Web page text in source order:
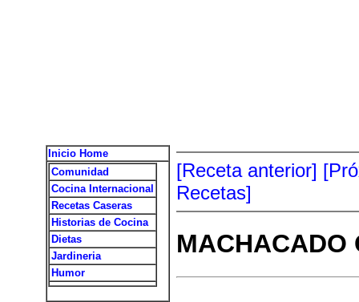
Inicio Home
Comunidad
Cocina Internacional
Recetas Caseras
Historias de Cocina
Dietas
Jardineria
Humor
[Receta anterior]
Recetas]
MACHACADO